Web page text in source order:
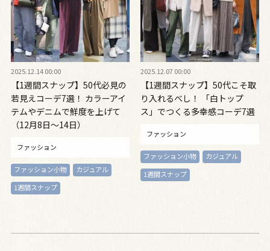
2025.12.14 00:00
【1週間スナップ】50代必見の
若見えコーデ7選！ カラーアイ
テムやデニムで鮮度を上げて
（12月8日～14日）
ファッション
ファッション小物
カジュアル
1週間スナップ
2025.12.07 00:00
【1週間スナップ】50代こそ取
り入れるべし！ 「白トップ
ス」でつくる多幸感コーデ7選
ファッション
ファッション小物
カジュアル
1週間スナップ